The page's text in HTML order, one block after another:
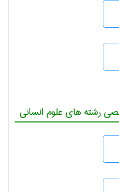
رشته های علوم انسانی